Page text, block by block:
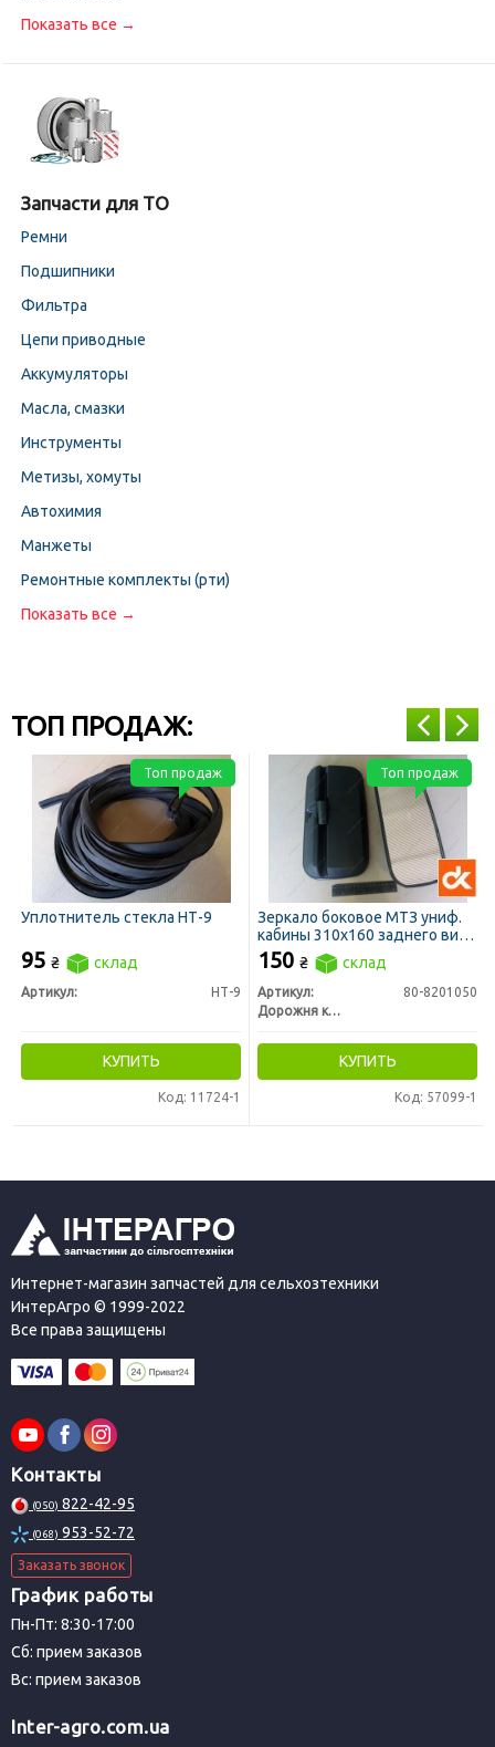
Показать все →
Запчасти для ТО
Ремни
Подшипники
Фильтра
Цепи приводные
Аккумуляторы
Масла, смазки
Инструменты
Метизы, хомуты
Автохимия
Манжеты
Ремонтные комплекты (рти)
Показать все →
ТОП ПРОДАЖ:
Уплотнитель стекла НТ-9
95 ₴ склад
Артикул: НТ-9
КУПИТЬ
Код: 11724-1
Топ продаж
Зеркало боковое МТЗ униф.
кабины 310х160 заднего вида
(ДК)
150 ₴ склад
Артикул:
80-8201050
Дорожня карта
КУПИТЬ
Код: 57099-1
Топ продаж
Интернет-магазин запчастей для сельхозтехники
ИнтерАгро © 1999-2022
Все права защищены
Контакты
(050) 822-42-95
(068) 953-52-72
Заказать звонок
График работы
Пн-Пт: 8:30-17:00
Сб: прием заказов
Вс: прием заказов
Inter-agro.com.ua